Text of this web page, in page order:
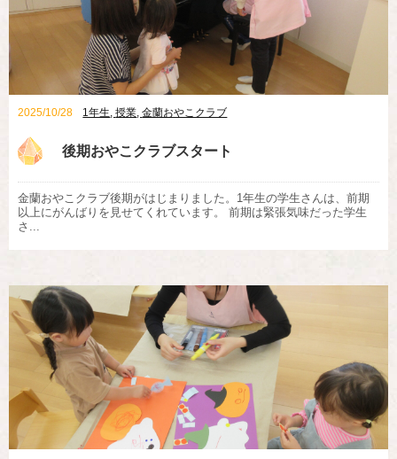
2025/10/28 1年生,授業,金蘭おやこクラブ
後期おやこクラブスタート
金蘭おやこクラブ後期がはじまりました。1年生の学生さんは、前期
以上にがんばりを見せてくれています。 前期は緊張気味だった学生
さ...